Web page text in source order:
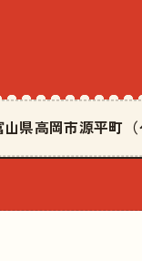
県高岡市源平町（